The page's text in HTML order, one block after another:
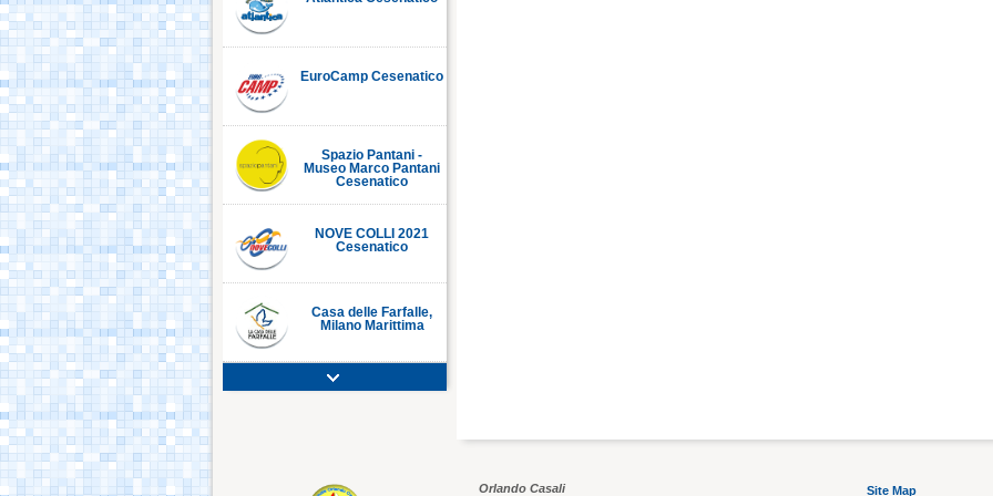
EuroCamp Cesenatico
Spazio Pantani -
Museo Marco Pantani
Cesenatico
NOVE COLLI 2021
Cesenatico
Casa delle Farfalle,
Milano Marittima
Adriatic Golf Club
Orlando Casali Site Map